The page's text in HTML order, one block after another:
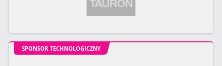
SPONSOR TECHNOLOGICZNY